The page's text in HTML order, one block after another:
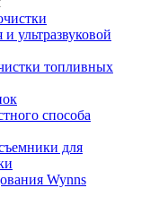
ультразвуковой
топливных
способа
для
Wynns